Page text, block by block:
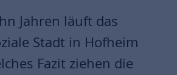
Jahren läuft das
Stadt in Hofheim
Fazit ziehen die